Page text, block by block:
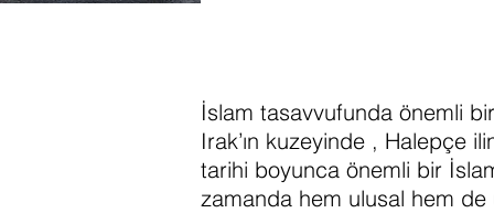
İslam tasavvufunda önemli
Irak’ın kuzeyinde , Halepçe
tarihi boyunca önemli bir
zamanda hem ulusal hem de